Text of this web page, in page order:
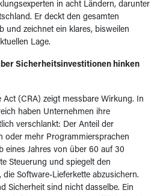
in acht Ländern, darunter
Er deckt den gesamten
und zeichnet ein klares, bisweilen
Lage.
Sicherheitsinvestitionen hinken
Act (CRA) zeigt messbare Wirkung. In
haben Unternehmen ihre
verschlankt: Der Anteil der
oder mehr Programmiersprachen
eines Jahres von über 60 auf 30
Steuerung und spiegelt den
Software-Lieferkette abzusichern.
Sicherheit sind nicht dasselbe. Ein